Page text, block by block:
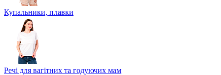
Купальники, плавки
Речі для вагітних та годуючих мам